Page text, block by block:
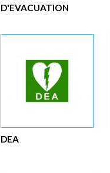
D'EVACUATION
DEA